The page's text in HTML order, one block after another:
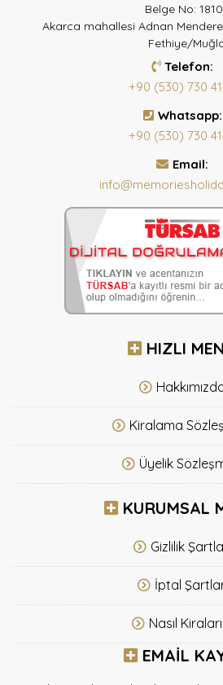
Belge No:
Akarca mahallesi Adnan
Fethiye/
Telefon:
+90 (530) 730
Whatsapp:
+90 (530) 730
Email:
HIZLI
Kiralama
Üyelik
KURUMSAL
Gizlilik
İptal
Nasıl
EMAIL